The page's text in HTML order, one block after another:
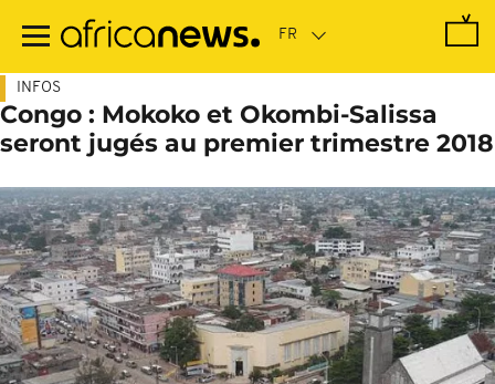
contenu
INFOS
Congo : Mokoko et Okombi-Salissa
seront jugés au premier trimestre 2018